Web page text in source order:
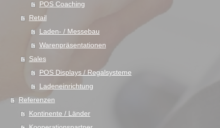
POS Coaching
Retail
Laden- / Messebau
Warenpräsentationen
Sales
POS Displays / Regalsysteme
Ladeneinrichtung
Referenzen
Kontinente / Länder